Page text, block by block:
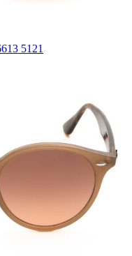
5121